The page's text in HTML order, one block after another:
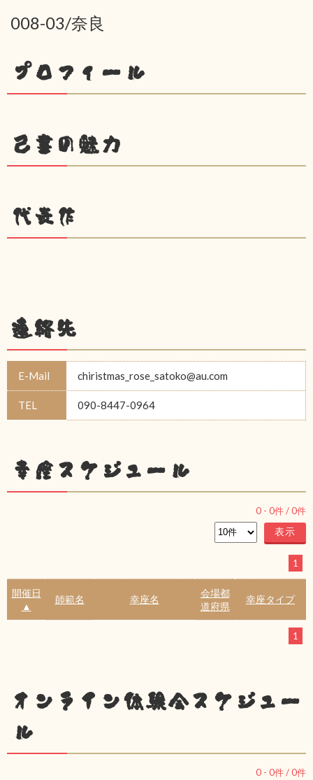
008-03/奈良
プロフィール
己書の魅力
代表作
連絡先
E-Mail chiristmas_rose_satoko@au.com
TEL 090-8447-0964
幸座スケジュール
0 - 0件 /0件
1
開催日
▲
師範名 幸座名
会場都
道府県
幸座タイプ
1
オンライン体験会スケジュー
ル
0 - 0件 /0件